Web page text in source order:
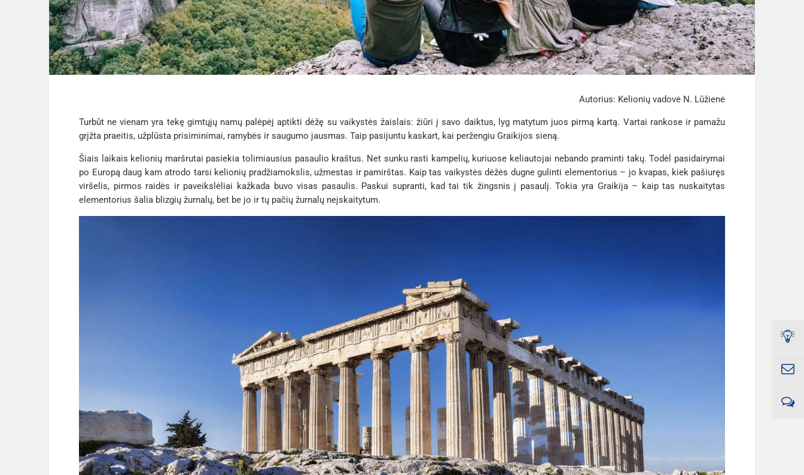
Autorius: Kelionių vadovė N. Lūžienė
Turbūt ne vienam yra tekę gimtųjų namų palėpėj aptikti dėžę su vaikystės žaislais: žiūri į savo daiktus, lyg matytum juos pirmą kartą. Vartai rankose ir pamažu
grįžta praeitis, užplūsta prisiminimai, ramybės ir saugumo jausmas. Taip pasijuntu kaskart, kai peržengiu Graikijos sieną.
Šiais laikais kelionių maršrutai pasiekia tolimiausius pasaulio kraštus. Net sunku rasti kampelių, kuriuose keliautojai nebando praminti takų. Todėl pasidairymai
po Europą daug kam atrodo tarsi kelionių pradžiamokslis, užmestas ir pamirštas. Kaip tas vaikystės dėžės dugne gulinti elementorius – jo kvapas, kiek pašiuręs
viršelis, pirmos raidės ir paveikslėliai kažkada buvo visas pasaulis. Paskui supranti, kad tai tik žingsnis į pasaulį. Tokia yra Graikija – kaip tas nuskaitytas
elementorius šalia blizgių žurnalų, bet be jo ir tų pačių žurnalų neįskaitytum.